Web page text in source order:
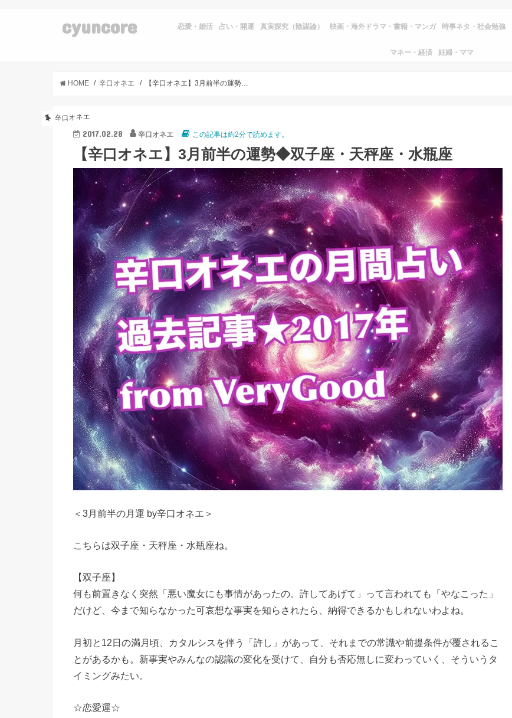
cyuncore 恋愛・婚活 占い・開運 真実探究（陰謀論） 映画・海外ドラマ・書籍・マンガ 時事ネタ・社会勉強
マネー・経済 妊婦・ママ
HOME 辛口オネエ 【辛口オネエ】3月前半の運勢◆双子座・天秤座・水瓶座
辛口オネエ
2017.02.28 辛口オネエ この記事は約2分で読めます。
【辛口オネエ】3月前半の運勢◆双子座・天秤座・水瓶座
＜3月前半の月運 by辛口オネエ＞
こちらは双子座・天秤座・水瓶座ね。
【双子座】
何も前置きなく突然「悪い魔女にも事情があったの。許してあげて」って言われても「やなこった」
だけど、今まで知らなかった可哀想な事実を知らされたら、納得できるかもしれないわよね。
月初と12日の満月頃、カタルシスを伴う「許し」があって、それまでの常識や前提条件が覆されるこ
とがあるかも。新事実やみんなの認識の変化を受けて、自分も否応無しに変わっていく、そういうタ
イミングみたい。
☆恋愛運☆